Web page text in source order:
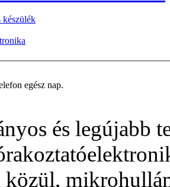
készülék
egész nap.
és legújabb
közül,